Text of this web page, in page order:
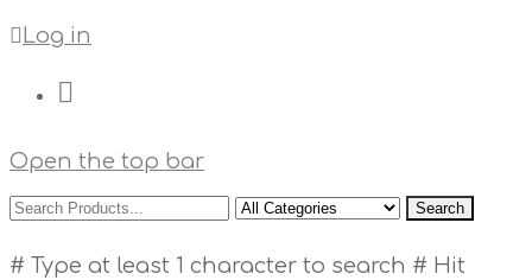
Log in
Open the top bar
Search
# Type at least 1 character to search # Hit